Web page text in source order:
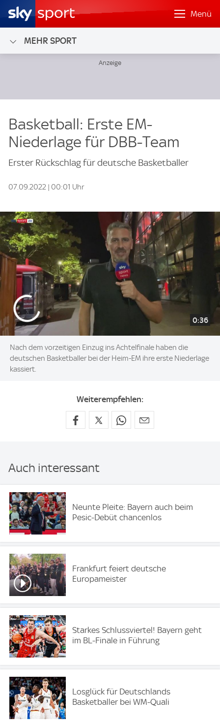
Menü
MEHR SPORT
Basketball: Erste EM-
Niederlage für DBB-Team
Erster Rückschlag für deutsche Basketballer
07.09.2022 | 00:01 Uhr
0:36
Nach dem vorzeitigen Einzug ins Achtelfinale haben die
deutschen Basketballer bei der Heim-EM ihre erste Niederlage
kassiert.
Weiterempfehlen:
Auch interessant
Neunte Pleite: Bayern auch beim
Pesic-Debüt chancenlos
Frankfurt feiert deutsche
Europameister
Starkes Schlussviertel! Bayern geht
im BL-Finale in Führung
Losglück für Deutschlands
Basketballer bei WM-Quali